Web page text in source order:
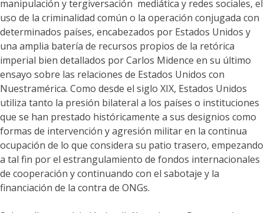
manipulación y tergiversación mediática y redes sociales, el
uso de la criminalidad común o la operación conjugada con
determinados países, encabezados por Estados Unidos y
una amplia batería de recursos propios de la retórica
imperial bien detallados por Carlos Midence en su último
ensayo sobre las relaciones de Estados Unidos con
Nuestramérica. Como desde el siglo XIX, Estados Unidos
utiliza tanto la presión bilateral a los países o instituciones
que se han prestado históricamente a sus designios como
formas de intervención y agresión militar en la continua
ocupación de lo que considera su patio trasero, empezando
a tal fin por el estrangulamiento de fondos internacionales
de cooperación y continuando con el sabotaje y la
financiación de la contra de ONGs.